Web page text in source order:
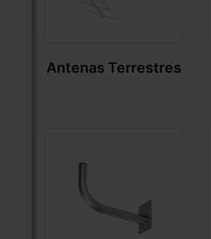
Antenas Terrestres